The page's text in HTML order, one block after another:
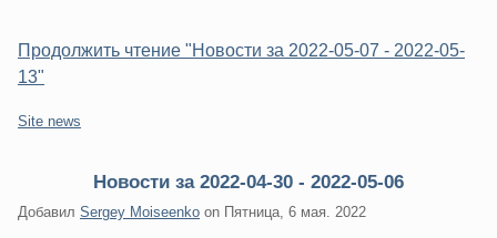
Продолжить чтение "Новости за 2022-05-07 - 2022-05-
13"
Категории:
Site news
Новости за 2022-04-30 - 2022-05-06
Добавил Sergey Moiseenko on Пятница, 6 мая. 2022